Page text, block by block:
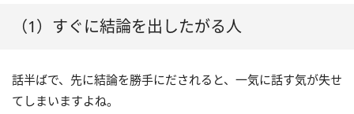
（1）すぐに結論を出したがる人
話半ばで、先に結論を勝手にだされると、一気に話す気が失せ
てしまいますよね。